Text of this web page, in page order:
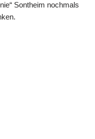
Sontheim nochmals